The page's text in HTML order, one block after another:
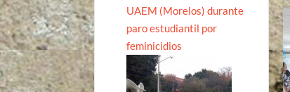
UAEM (Morelos) durante
paro estudiantil por
feminicidios